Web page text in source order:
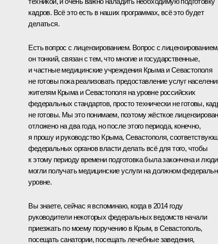
кадров. Всё это есть в наших программах, всё это будет
делаться.
Есть вопрос с лицензированием. Вопрос с
он тонкий, связан с тем, что многие и государственные,
и частные медицинские учреждения Крыма и Севастополя
не готовы пока реализовать предоставление услуг
жителям Крыма и Севастополя на уровне российских
федеральных стандартов, просто технически не готовы,
не готовы. Мы это понимаем, поэтому жёсткое
отложено на два года, но после этого периода, конечно,
я прошу и руководство Крыма, Севастополя,
федеральных органов власти делать всё для того, чтобы
к этому периоду времени подготовка была закончена и люди
могли получать медицинские услуги на должном
уровне.
Вы знаете, сейчас я вспоминаю, когда в 2014 году
руководители некоторых федеральных ведомств начали
приезжать по моему поручению в Крым, в Севастополь,
посещать санатории, посещать лечебные заведения,